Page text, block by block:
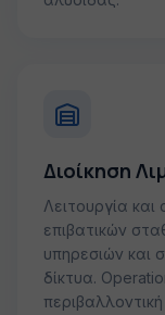
Διοίκηση
Λειτουργία
επιβατικών
υπηρεσιών και
δίκτυα.